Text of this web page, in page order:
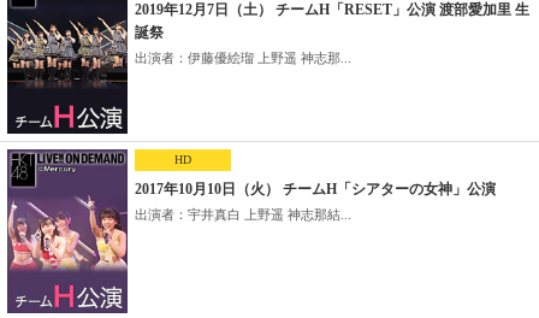
2019年12月7日（土） チームH「RESET」公演 渡部愛加里 生
誕祭
出演者：伊藤優絵瑠 上野遥 神志那...
HD
2017年10月10日（火） チームH「シアターの女神」公演
出演者：宇井真白 上野遥 神志那結...